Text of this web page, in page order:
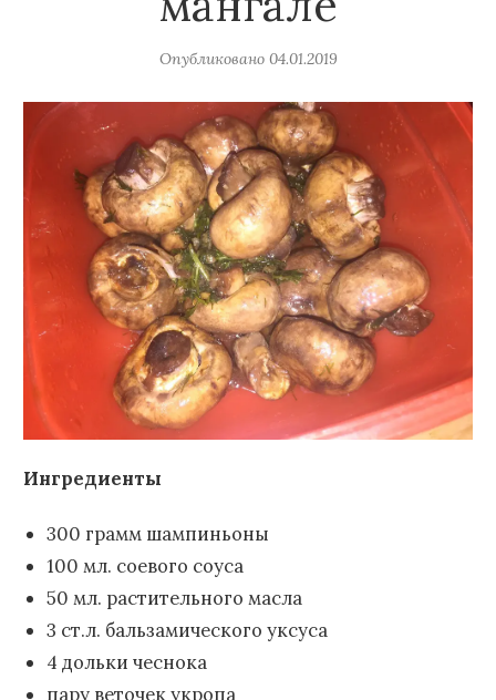
Опубликовано 04.01.2019
Ингредиенты
300 грамм шампиньоны
100 мл. соевого соуса
50 мл. растительного масла
3 ст.л. бальзамического уксуса
4 дольки чеснока
пару веточек укропа